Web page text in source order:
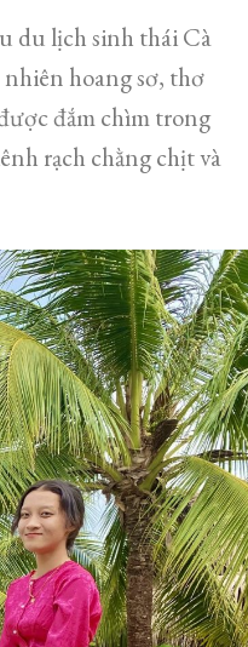
du lịch sinh thái Cà
hoang sơ, thơ
đắm chìm trong
rạch chằng chịt và